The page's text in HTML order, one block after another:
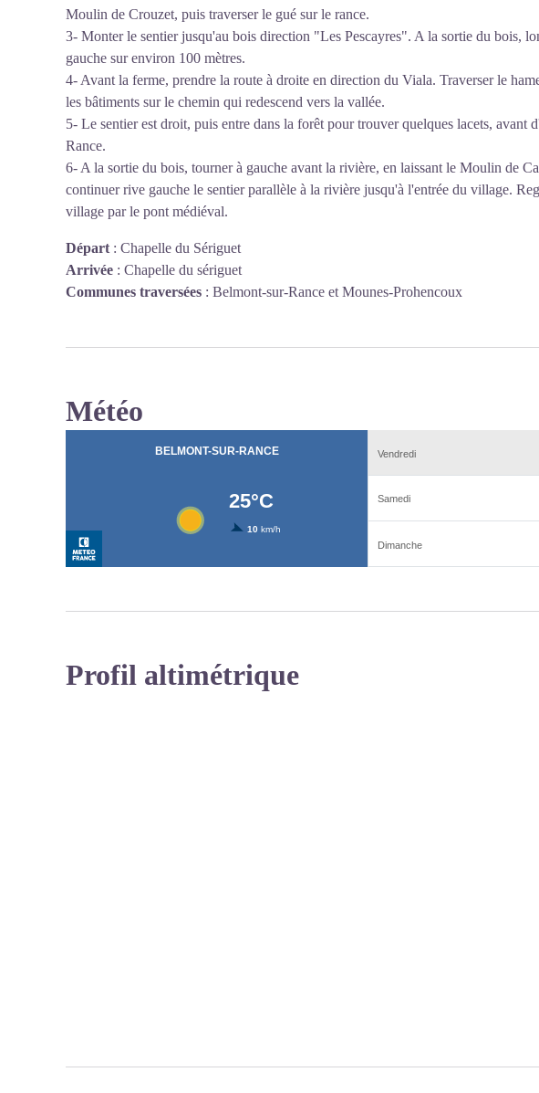
Moulin de Crouzet, puis traverser le gué sur le rance.
3- Monter le sentier jusqu'au bois direction "Les Pescayres". A la sortie du bois,
gauche sur environ 100 mètres.
4- Avant la ferme, prendre la route à droite en direction du Viala. Traverser le
les bâtiments sur le chemin qui redescend vers la vallée.
5- Le sentier est droit, puis entre dans la forêt pour trouver quelques lacets, avant
Rance.
6- A la sortie du bois, tourner à gauche avant la rivière, en laissant le Moulin de
continuer rive gauche le sentier parallèle à la rivière jusqu'à l'entrée du village.
village par le pont médiéval.
Départ : Chapelle du Sériguet
Arrivée : Chapelle du sériguet
Communes traversées : Belmont-sur-Rance et Mounes-Prohencoux
Météo
Profil altimétrique